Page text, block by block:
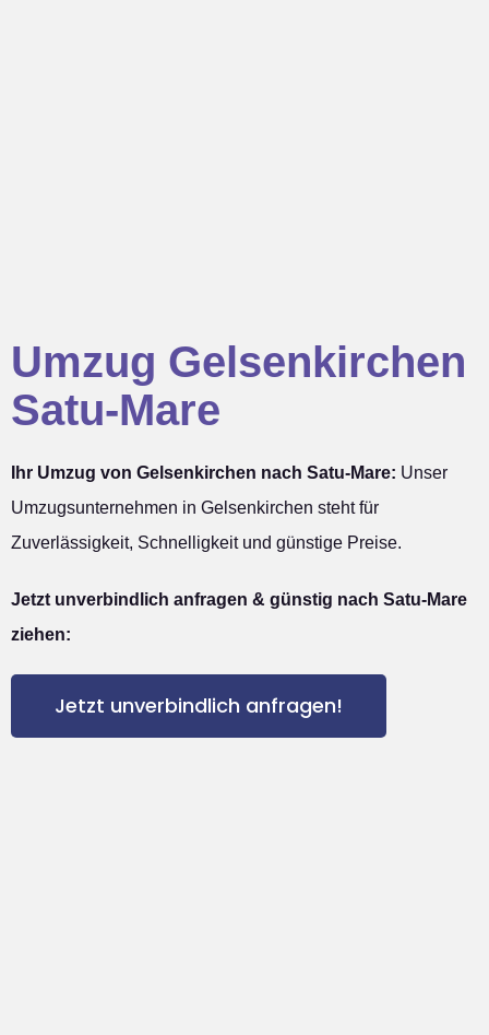
Umzug Gelsenkirchen
Satu-Mare
Ihr Umzug von Gelsenkirchen nach Satu-Mare: Unser
Umzugsunternehmen in Gelsenkirchen steht für
Zuverlässigkeit, Schnelligkeit und günstige Preise.
Jetzt unverbindlich anfragen & günstig nach Satu-Mare
ziehen:
Jetzt unverbindlich anfragen!